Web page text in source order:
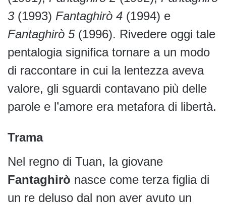
3 (1993) Fantaghirò 4 (1994) e
Fantaghirò 5(1996). Rivedere oggi tale
pentalogia significa tornare a un modo
di raccontare in cui la lentezza aveva
valore, gli sguardi contavano più delle
parole e l’amore era metafora di libertà.
Trama
Nel regno di Tuan, la giovane
Fantaghirò nasce come terza figlia di
un re deluso dal non aver avuto un